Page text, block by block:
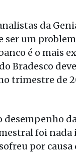
da
um
é o mais
Bradesco
trimestre de
desempenho
foi
por causa